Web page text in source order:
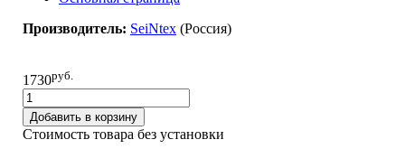
Производитель: SeiNtex (Pоссия)
1730руб.
Добавить в корзину
Стоимость товара без установки